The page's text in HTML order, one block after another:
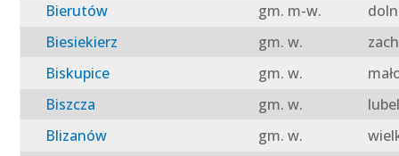
Bierutów
gm. m-w.
Biesiekierz
gm. w.
Biskupice
gm. w.
Biszcza
gm. w.
Blizanów
gm. w.